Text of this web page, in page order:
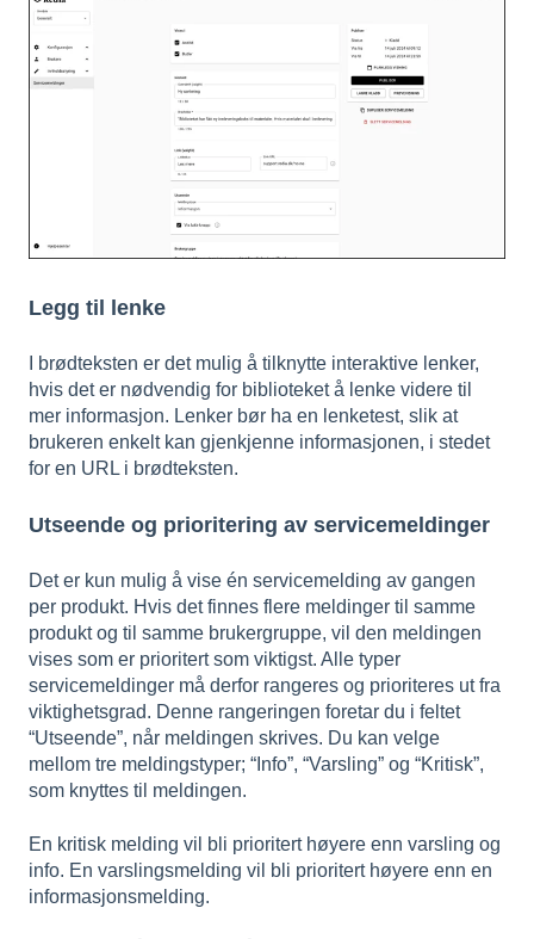
Legg til lenke
I brødteksten er det mulig å tilknytte interaktive lenker,
hvis det er nødvendig for biblioteket å lenke videre til
mer informasjon. Lenker bør ha en lenketest, slik at
brukeren enkelt kan gjenkjenne informasjonen, i stedet
for en URL i brødteksten.
Utseende og prioritering av servicemeldinger
Det er kun mulig å vise én servicemelding av gangen
per produkt. Hvis det finnes flere meldinger til samme
produkt og til samme brukergruppe, vil den meldingen
vises som er prioritert som viktigst. Alle typer
servicemeldinger må derfor rangeres og prioriteres ut fra
viktighetsgrad. Denne rangeringen foretar du i feltet
“Utseende”, når meldingen skrives. Du kan velge
mellom tre meldingstyper; “Info”, “Varsling” og “Kritisk”,
som knyttes til meldingen.
En kritisk melding vil bli prioritert høyere enn varsling og
info. En varslingsmelding vil bli prioritert høyere enn en
informasjonsmelding.